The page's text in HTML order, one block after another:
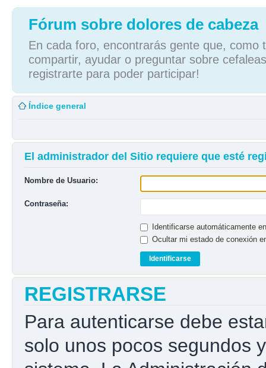
Fórum sobre dolores de cabeza
En cada foro, encontrarás gente que, como
compartir, ayudar o preguntar sobre
registrarte para poder participar!
Índice general
El administrador del Sitio requiere que esté
Nombre de Usuario:
Contraseña:
Identificarse automáticamente
Ocultar mi estado de conexión
REGISTRARSE
Para autenticarse debe
solo unos pocos segundos